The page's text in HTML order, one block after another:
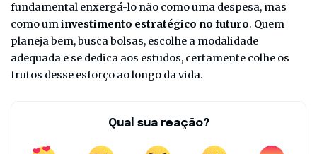
fundamental enxergá-lo não como uma despesa, mas
como uminvestimento estratégico no futuro. Quem
planeja bem, busca bolsas, escolhe a modalidade
adequada e se dedica aos estudos, certamente colhe os
frutos desse esforço ao longo da vida.
Qual sua reação?